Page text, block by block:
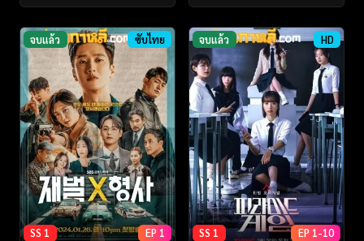
จบแล้ว ซับไทย
SS 1 EP 1
จบแล้ว HD
SS 1 EP 1-10